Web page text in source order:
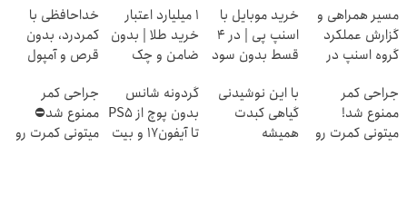
مسیر همراهی و
گزارش عملکرد
گروه اسنپ در
خرید موبایل با
اسنپ پی | در ۴
قسط بدون سود
۱ میلیارد اعتبار
خرید طلا | بدون
ضامن و چک
خداحافظی با
کمردرد، بدون
قرص و آمپول
جراحی کمر
ممنوع شد!
میتونی کمرت رو
با این نوشیدنی
گیاهی کبدت
همیشه
گردونه شانس
بدون پوچ از PS5
تا آیفون17 و بیت
جراحی کمر
ممنوع شد⛔
میتونی کمرت رو